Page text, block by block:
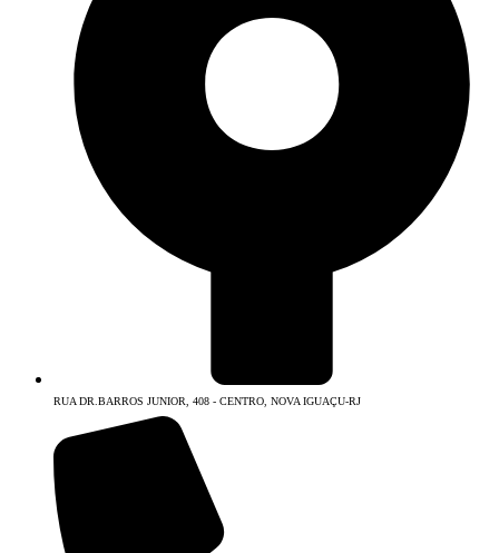
RUA DR.BARROS JUNIOR, 408 - CENTRO, NOVA IGUAÇU-RJ